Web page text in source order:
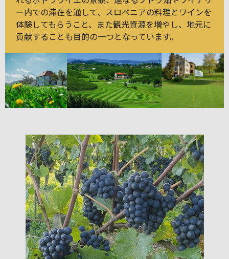
ー内での滞在を通して、スロベニアの料理とワインを
体験してもらうこと、また観光資源を増やし、地元に
貢献することも目的の一つとなっています。